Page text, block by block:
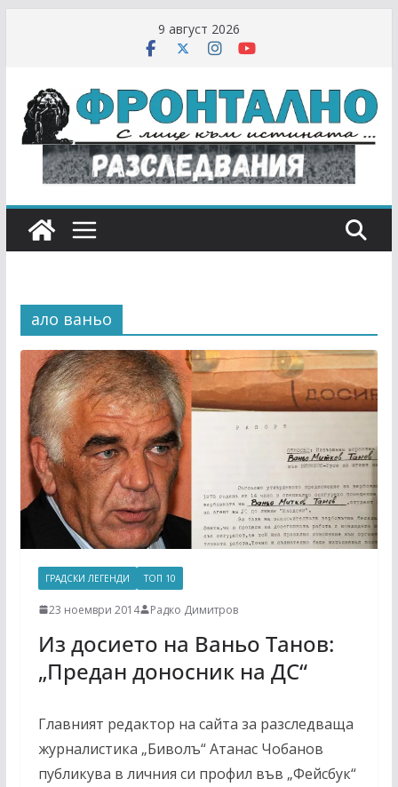
9 август 2026
ало ваньо
ГРАДСКИ ЛЕГЕНДИ ТОП 10
23 ноември 2014 Радко Димитров
Из досието на Ваньо Танов:
„Предан доносник на ДС“
Главният редактор на сайта за разследваща
журналистика „Биволъ“ Атанас Чобанов
публикува в личния си профил във „Фейсбук“